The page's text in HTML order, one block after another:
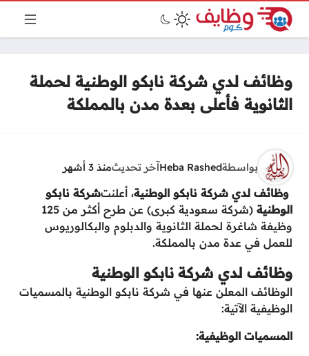
وظائف لدي شركة نابكو الوطنية لحملة
الثانوية فأعلى بعدة مدن بالمملكة
بواسطةHeba Rashedآخر تحديثمنذ 3 أشهر
وظائف لدي شركة نابكو الوطنية
شركة نابكو
الوطنية
(شركة سعودية كبرى) عن طرح أكثر من 125
وظيفة شاغرة لحملة الثانوية والدبلوم والبكالوريوس
للعمل في عدة مدن بالمملكة.
وظائف لدي شركة نابكو الوطنية
الوظائف المعلن عنها في شركة نابكو الوطنية بالمسميات
الوظيفية الآتية:
المسميات الوظيفية: